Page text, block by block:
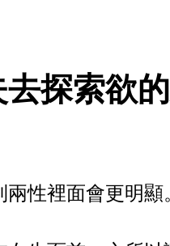
探索欲
性裡面會更明顯。